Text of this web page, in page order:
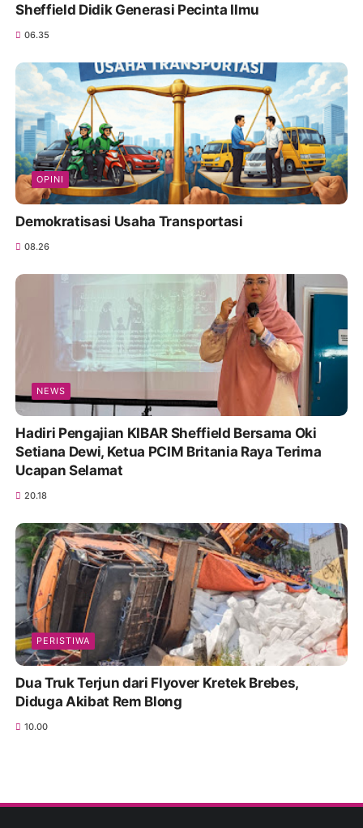
Sheffield Didik Generasi Pecinta Ilmu
06.35
OPINI
Demokratisasi Usaha Transportasi
08.26
NEWS
Hadiri Pengajian KIBAR Sheffield Bersama Oki
Setiana Dewi, Ketua PCIM Britania Raya Terima
Ucapan Selamat
20.18
PERISTIWA
Dua Truk Terjun dari Flyover Kretek Brebes,
Diduga Akibat Rem Blong
10.00